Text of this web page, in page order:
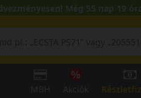
Még 55 nap 19